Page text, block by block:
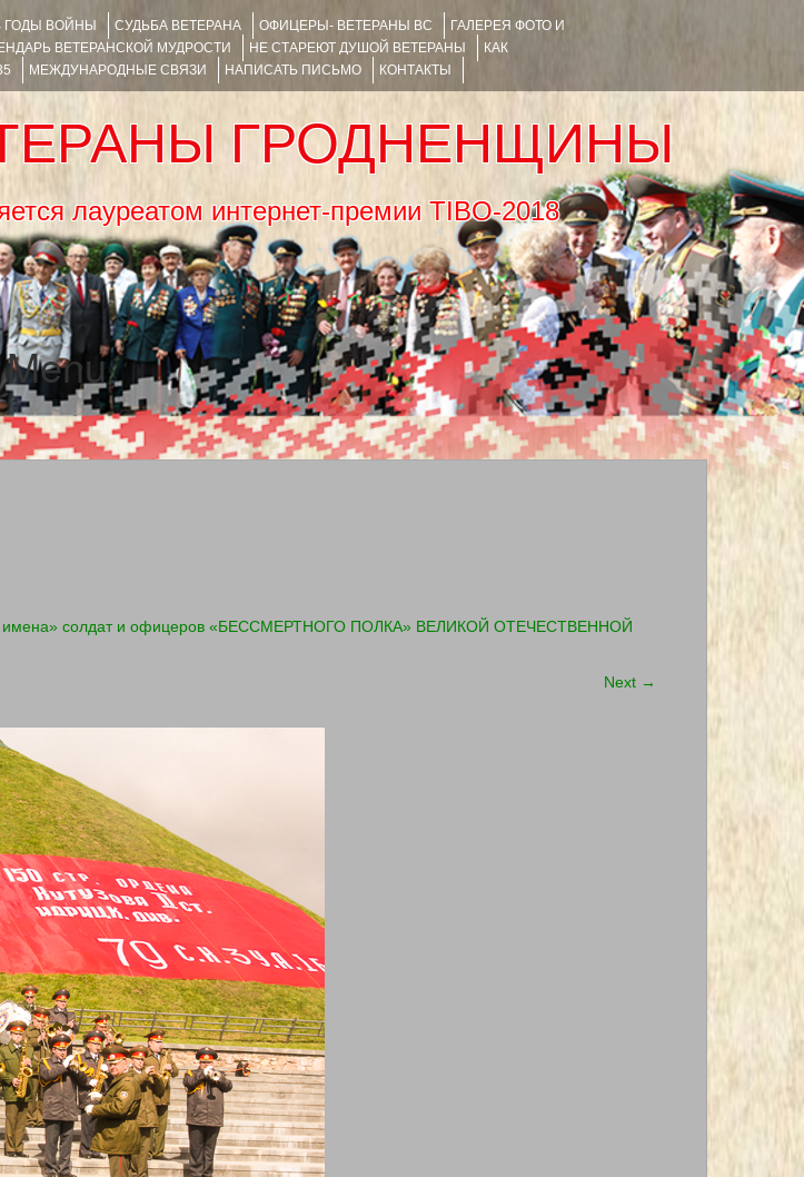
ГОДЫ ВОЙНЫ СУДЬБА ВЕТЕРАНА ОФИЦЕРЫ- ВЕТЕРАНЫ ВС
ГАЛЕРЕЯ ФОТО И
ВЕТЕРАНСКОЙ МУДРОСТИ НЕ СТАРЕЮТ ДУШОЙ ВЕТЕРАНЫ
КАК
МЕЖДУНАРОДНЫЕ СВЯЗИ НАПИСАТЬ ПИСЬМО КОНТАКТЫ
ГРОДНЕНЩИНЫ
лауреатом интернет-премии TIBO-2018
Menu
SKIP TO CONTENT
имена» солдат и офицеров «БЕССМЕРТНОГО ПОЛКА» ВЕЛИКОЙ ОТЕЧЕСТВЕННОЙ
Next →